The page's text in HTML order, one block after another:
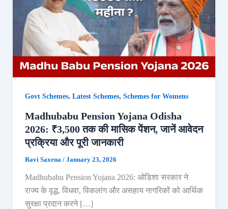
Govt Schemes, Latest Schemes, Schemes for Womens
Madhubabu Pension Yojana Odisha
2026: ₹3,500 तक की मासिक पेंशन, जानें आवेदन
प्रक्रिया और पूरी जानकारी
Ravi Saxena / January 23, 2026
Madhubabu Pension Yojana 2026: ओडिशा सरकार ने
राज्य के वृद्ध, विधवा, विकलांग और असहाय नागरिकों को आर्थिक
सुरक्षा प्रदान करने […]